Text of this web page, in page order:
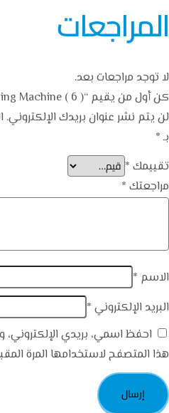
المراجعات
لا توجد مراجعات بعد.
كن أول من يقيم “Edge Bending Machine ( 6 )”
لن يتم نشر عنوان بريدك الإلكتروني.
بـ*
تقييمك *
مراجعتك *
الاسم *
البريد الإلكتروني *
احفظ اسمي، بريدي الإلكتروني،
هذا المتصفح لاستخدامها المرة